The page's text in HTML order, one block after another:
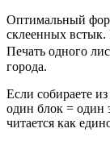
Оптимальный
склеенных встык.
Печать одного
города.
Если собираете
один блок = один
читается как